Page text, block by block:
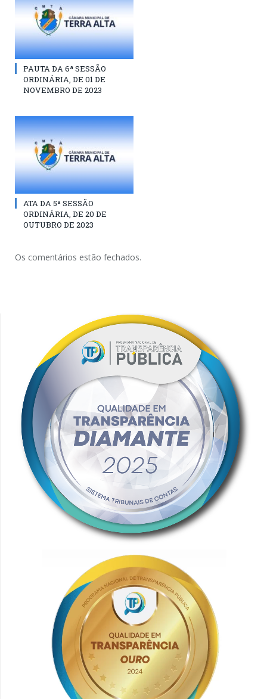
PAUTA DA 6ª SESSÃO
ORDINÁRIA, DE 01 DE
NOVEMBRO DE 2023
ATA DA 5ª SESSÃO
ORDINÁRIA, DE 20 DE
OUTUBRO DE 2023
Os comentários estão fechados.